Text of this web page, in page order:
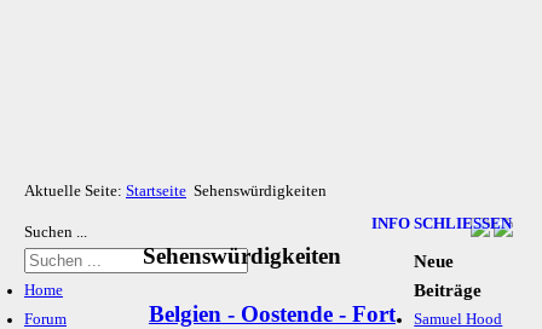
Aktuelle Seite: Startseite Sehenswürdigkeiten
Suchen ...
Home
Forum
Sehenswürdigkeiten
Belgien - Oostende - Fort
INFO SCHLIESSEN
Neue
Beiträge
Samuel Hood